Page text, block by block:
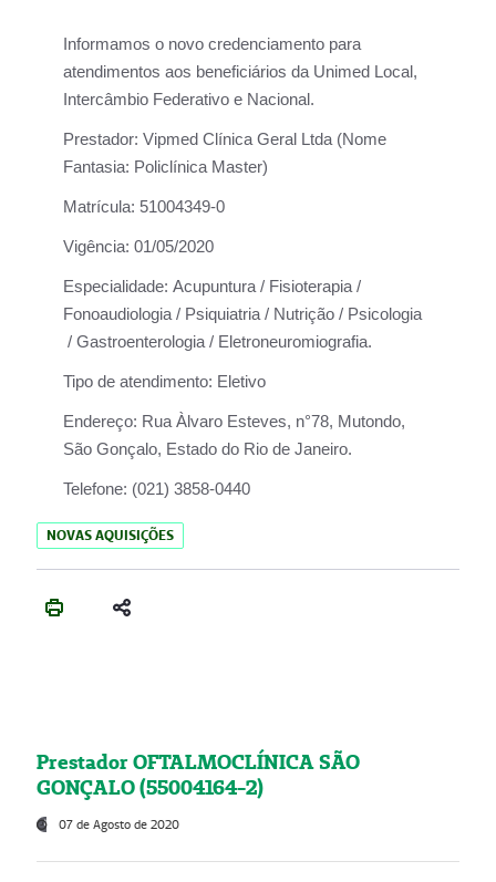
Informamos o novo credenciamento para
atendimentos aos beneficiários da Unimed Local,
Intercâmbio Federativo e Nacional.
Prestador: Vipmed Clínica Geral Ltda (Nome
Fantasia: Policlínica Master)
Matrícula: 51004349-0
Vigência: 01/05/2020
Especialidade: Acupuntura / Fisioterapia /
Fonoaudiologia / Psiquiatria / Nutrição / Psicologia
/ Gastroenterologia / Eletroneuromiografia.
Tipo de atendimento: Eletivo
Endereço: Rua Àlvaro Esteves, n°78, Mutondo,
São Gonçalo, Estado do Rio de Janeiro.
Telefone: (021) 3858-0440
NOVAS AQUISIÇÕES
Prestador OFTALMOCLÍNICA SÃO
GONÇALO (55004164-2)
07 de Agosto de 2020